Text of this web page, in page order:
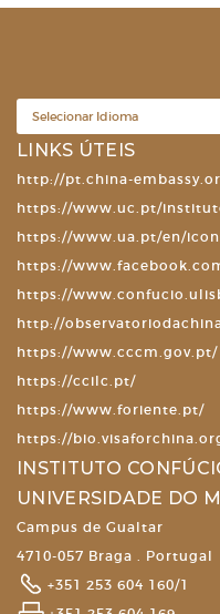
LINKS ÚTEIS
http://pt.china-
https://www.uc.pt/
https://www.ua.pt/en/
https://
https://
http://
https://www.cccm.gov.pt/
https://ccilc.pt/
https://www.foriente.pt/
https://
INSTITUTO
UNIVERSIDADE DO
Campus de Gualtar
4710-057 Braga . Portugal
+351 253 604 160/1